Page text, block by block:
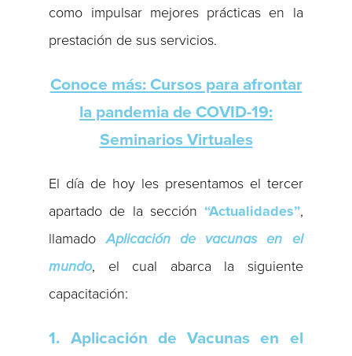
como impulsar mejores prácticas en la
prestación de sus servicios.
Conoce más: Cursos para afrontar
la pandemia de COVID-19:
Seminarios Virtuales
El día de hoy les presentamos el tercer
apartado de la sección “Actualidades”,
llamadoAplicación de vacunas en el
mundo, el cual abarca la siguiente
capacitación:
1. Aplicación de Vacunas en el